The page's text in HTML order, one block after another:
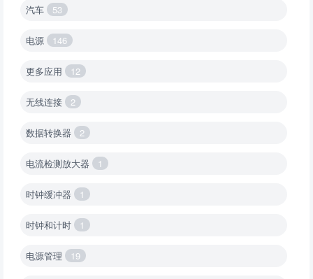
汽车 53
电源 146
更多应用 12
无线连接 2
数据转换器 2
电流检测放大器 1
时钟缓冲器 1
时钟和计时 1
电源管理 19